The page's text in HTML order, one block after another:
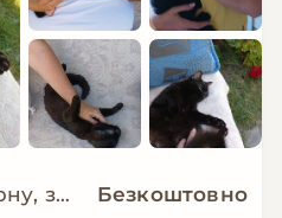
Віддам кішечка, чорну, зеленооку Безкоштовно